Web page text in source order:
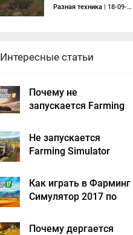
Emsland v 1.0
Разная техника | 18-09-2018, 12:40
Интересные статьи
Почему не
запускается Farming
решение
Не запускается
Farming Simulator
Как играть в Фарминг
Симулятор 2017 по
Почему дергается